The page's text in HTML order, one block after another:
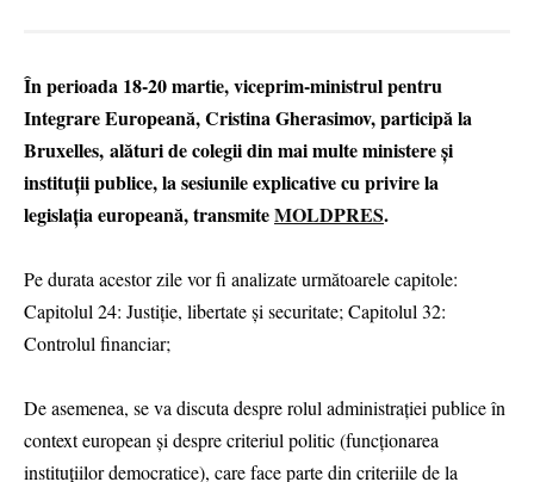
În perioada 18-20 martie, viceprim-ministrul pentru
Integrare Europeană, Cristina Gherasimov, participă la
Bruxelles, alături de colegii din mai multe ministere și
instituții publice, la sesiunile explicative cu privire la
legislația europeană, transmiteMOLDPRES.
Pe durata acestor zile vor fi analizate următoarele capitole:
Capitolul 24: Justiție, libertate și securitate; Capitolul 32:
Controlul financiar;
De asemenea, se va discuta despre rolul administrației publice în
context european și despre criteriul politic (funcționarea
instituțiilor democratice), care face parte din criteriile de la